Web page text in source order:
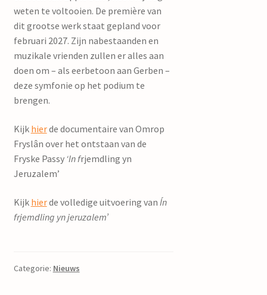
weten te voltooien. De première van
dit grootse werk staat gepland voor
februari 2027. Zijn nabestaanden en
muzikale vrienden zullen er alles aan
doen om – als eerbetoon aan Gerben –
deze symfonie op het podium te
brengen.
Kijk hierde documentaire van Omrop
Fryslân over het ontstaan van de
Fryske Passy ‘In frjemdling yn
Jeruzalem’
Kijk hierde volledige uitvoering van Ín
frjemdling yn jeruzalem’
Categorie: Nieuws